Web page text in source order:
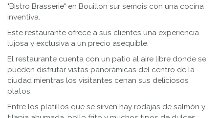
"Bistro Brasserie" en Bouillon sur semois con una cocina
inventiva.
Este restaurante ofrece a sus clientes una experiencia
lujosa y exclusiva a un precio asequible.
El restaurante cuenta con un patio al aire libre donde se
pueden disfrutar vistas panorámicas del centro de la
ciudad mientras los visitantes cenan sus deliciosos
platos.
Entre los platillos que se sirven hay rodajas de salmón y